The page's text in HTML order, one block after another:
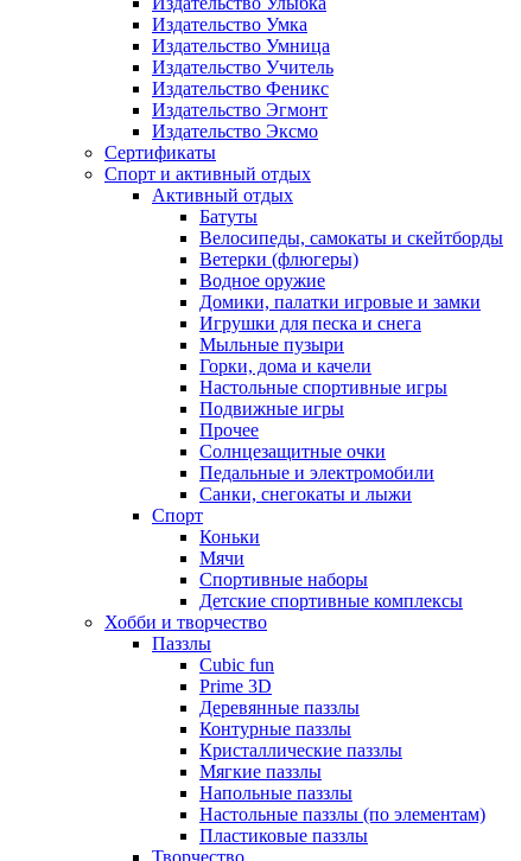
Издательство Умка
Издательство Умница
Издательство Учитель
Издательство Феникс
Издательство Эгмонт
Издательство Эксмо
Сертификаты
Спорт и активный отдых
Активный отдых
Батуты
Велосипеды, самокаты и скейтборды
Ветерки (флюгеры)
Водное оружие
Домики, палатки игровые и замки
Игрушки для песка и снега
Мыльные пузыри
Горки, дома и качели
Настольные спортивные игры
Подвижные игры
Прочее
Солнцезащитные очки
Педальные и электромобили
Санки, снегокаты и лыжи
Спорт
Коньки
Мячи
Спортивные наборы
Детские спортивные комплексы
Хобби и творчество
Паззлы
Cubic fun
Prime 3D
Деревянные паззлы
Контурные паззлы
Кристаллические паззлы
Мягкие паззлы
Напольные паззлы
Настольные паззлы (по элементам)
Пластиковые паззлы
Творчество